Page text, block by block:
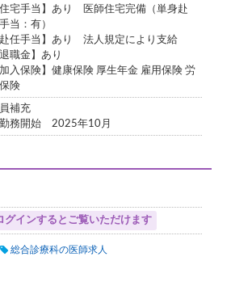
住宅手当】あり 医師住宅完備（単身赴
当：有）
赴任手当】あり 法人規定により支給
退職金】あり
加入保険】健康保険 厚生年金 雇用保険 労
険
補充
勤務開始 2025年10月
グインするとご覧いただけます
総合診療科の医師求人